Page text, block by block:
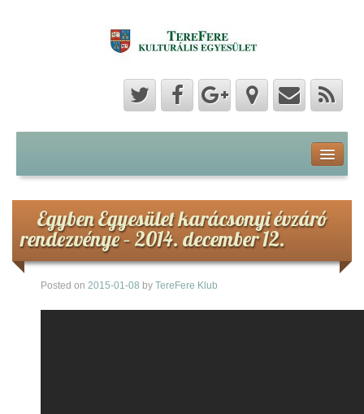
Hozzászólások
Hírek
Képek
Egyben Egyesület karácsonyi évzáró
rendezvénye – 2014. december 12.
Posted on 2015-01-08 by TereFere Klub